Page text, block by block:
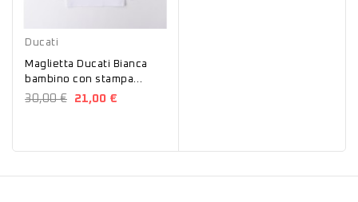
Ducati
Maglietta Ducati Bianca
bambino con stampa
242GA61900
30,00 € 21,00 €